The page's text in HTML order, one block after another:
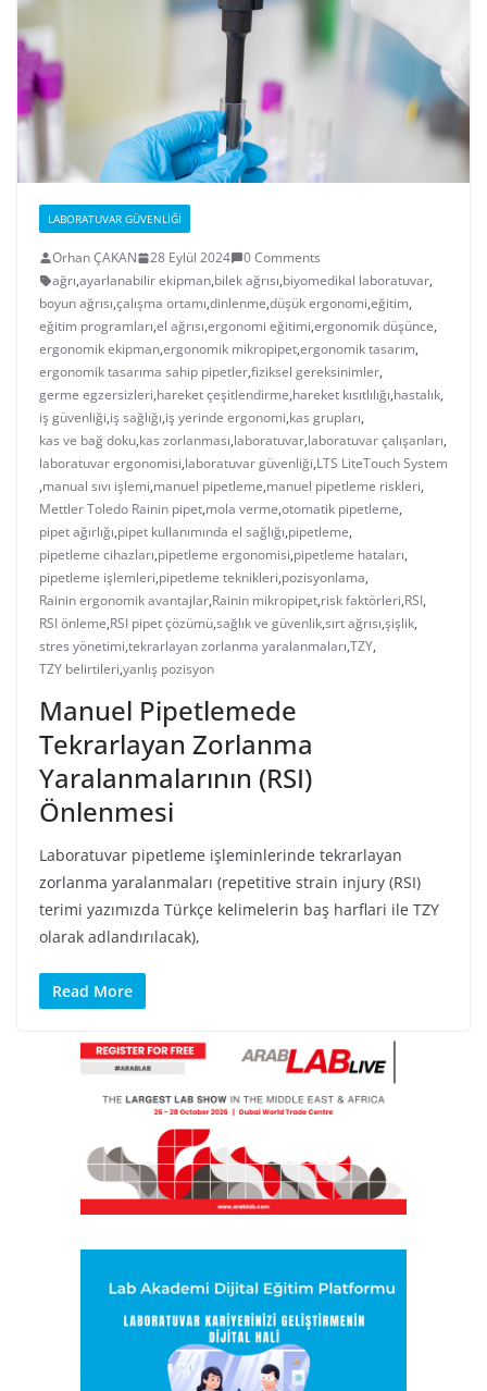
LABORATUVAR GÜVENLIĞI
Orhan ÇAKAN 28 Eylül 2024
0 Comments
ağrı,ayarlanabilir ekipman,bilek ağrısı,biyomedikal laboratuvar,
boyun ağrısı,çalışma ortamı,dinlenme,düşük ergonomi,eğitim,
eğitim programları,el ağrısı,ergonomi eğitimi,ergonomik düşünce,
ergonomik ekipman,ergonomik mikropipet,ergonomik tasarım,
ergonomik tasarıma sahip pipetler,fiziksel gereksinimler,
germe egzersizleri,hareket çeşitlendirme,hareket kısıtlılığı,hastalık,
iş güvenliği,iş sağlığı,iş yerinde ergonomi,kas grupları,
kas ve bağ doku,kas zorlanması,laboratuvar,laboratuvar çalışanları,
laboratuvar ergonomisi,laboratuvar güvenliği,LTS LiteTouch System
,manual sıvı işlemi,manuel pipetleme,manuel pipetleme riskleri,
Mettler Toledo Rainin pipet,mola verme,otomatik pipetleme,
pipet ağırlığı,pipet kullanımında el sağlığı,pipetleme,
pipetleme cihazları,pipetleme ergonomisi,pipetleme hataları,
pipetleme işlemleri,pipetleme teknikleri,pozisyonlama,
Rainin ergonomik avantajlar,Rainin mikropipet,risk faktörleri,RSI,
RSI önleme,RSI pipet çözümü,sağlık ve güvenlik,sırt ağrısı,şişlik,
stres yönetimi,tekrarlayan zorlanma yaralanmaları,TZY,
TZY belirtileri,yanlış pozisyon
Manuel Pipetlemede
Tekrarlayan Zorlanma
Yaralanmalarının (RSI)
Önlenmesi
Laboratuvar pipetleme işleminlerinde tekrarlayan
zorlanma yaralanmaları (repetitive strain injury (RSI)
terimi yazımızda Türkçe kelimelerin baş harflari ile TZY
olarak adlandırılacak),
Read More